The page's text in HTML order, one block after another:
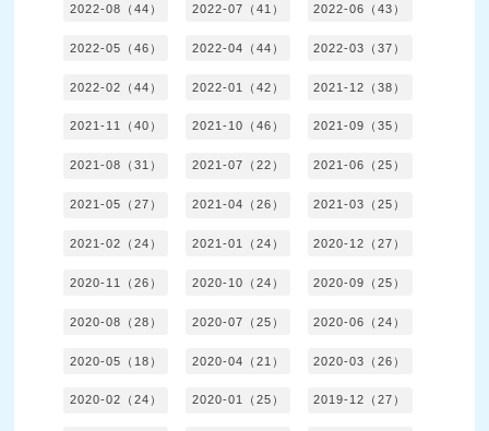
2022-08（44） 2022-07（41） 2022-06（43）
2022-05（46） 2022-04（44） 2022-03（37）
2022-02（44） 2022-01（42） 2021-12（38）
2021-11（40） 2021-10（46） 2021-09（35）
2021-08（31） 2021-07（22） 2021-06（25）
2021-05（27） 2021-04（26） 2021-03（25）
2021-02（24） 2021-01（24） 2020-12（27）
2020-11（26） 2020-10（24） 2020-09（25）
2020-08（28） 2020-07（25） 2020-06（24）
2020-05（18） 2020-04（21） 2020-03（26）
2020-02（24） 2020-01（25） 2019-12（27）